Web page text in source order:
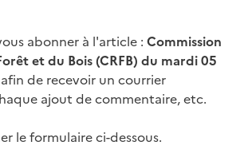
abonner à l'article : Commission
et du Bois (CRFB) du mardi 05
afin de recevoir un courrier
ajout de commentaire, etc.
le formulaire ci-dessous.